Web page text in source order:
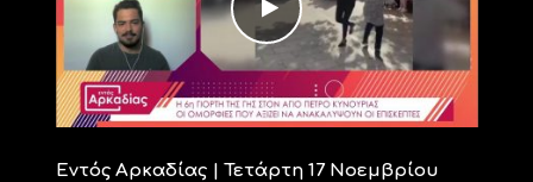
Εντός Αρκαδίας | Τετάρτη 17 Νοεμβρίου